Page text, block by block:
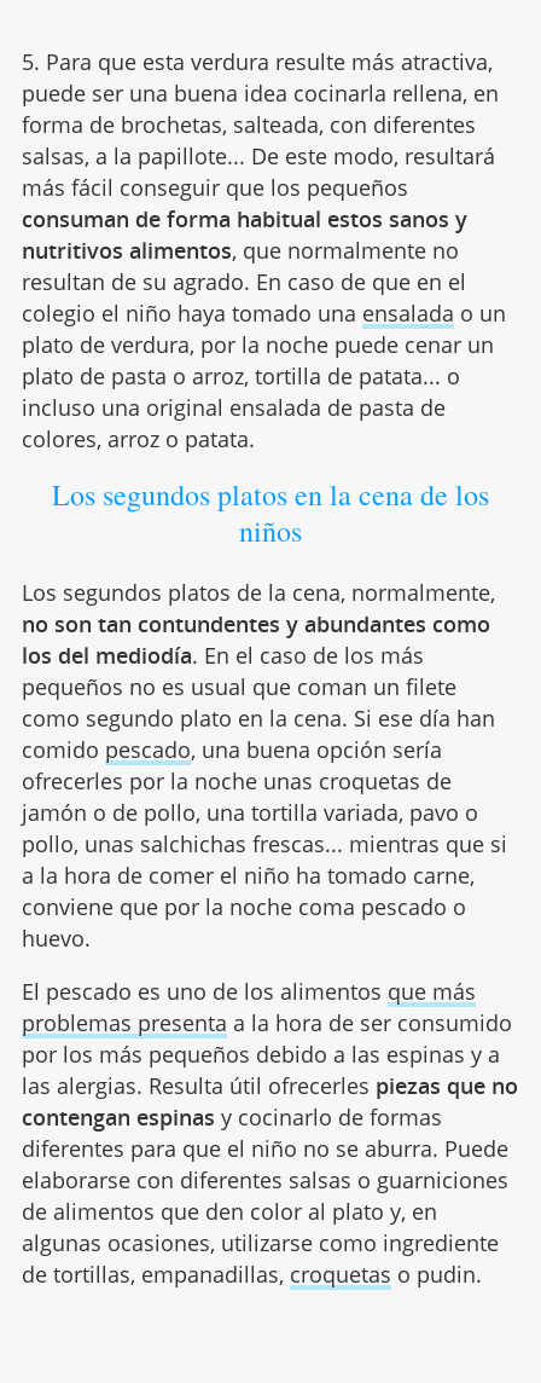
5. Para que esta verdura resulte más atractiva,
puede ser una buena idea cocinarla rellena, en
forma de brochetas, salteada, con diferentes
salsas, a la papillote... De este modo, resultará
más fácil conseguir que los pequeños
consuman de forma habitual estos sanos y
nutritivos alimentos, que normalmente no
resultan de su agrado. En caso de que en el
colegio el niño haya tomado una ensalada o un
plato de verdura, por la noche puede cenar un
plato de pasta o arroz, tortilla de patata... o
incluso una original ensalada de pasta de
colores, arroz o patata.
Los segundos platos en la cena de los
niños
Los segundos platos de la cena, normalmente,
no son tan contundentes y abundantes como
los del mediodía. En el caso de los más
pequeños no es usual que coman un filete
como segundo plato en la cena. Si ese día han
comido pescado, una buena opción sería
ofrecerles por la noche unas croquetas de
jamón o de pollo, una tortilla variada, pavo o
pollo, unas salchichas frescas... mientras que si
a la hora de comer el niño ha tomado carne,
conviene que por la noche coma pescado o
huevo.
El pescado es uno de los alimentos que más
problemas presenta a la hora de ser consumido
por los más pequeños debido a las espinas y a
las alergias. Resulta útil ofrecerles piezas que no
contengan espinas y cocinarlo de formas
diferentes para que el niño no se aburra. Puede
elaborarse con diferentes salsas o guarniciones
de alimentos que den color al plato y, en
algunas ocasiones, utilizarse como ingrediente
de tortillas, empanadillas, croquetas o pudin.